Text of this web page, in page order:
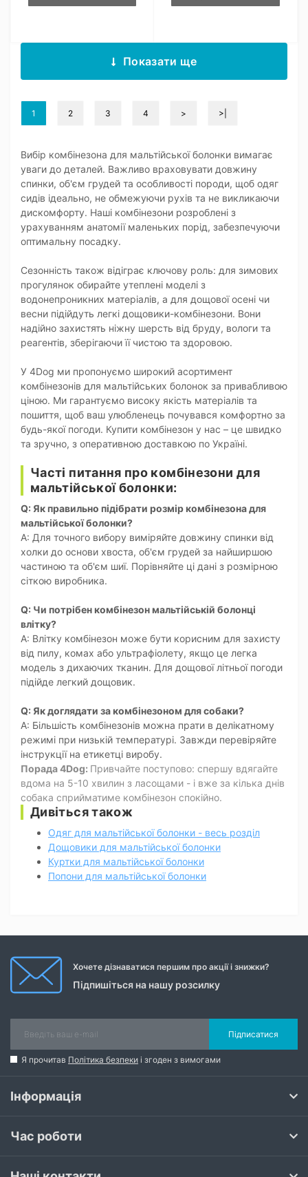
Показати ще
1 2 3 4 > >|
Вибір комбінезона для мальтійської болонки вимагає
уваги до деталей. Важливо враховувати довжину
спинки, об'єм грудей та особливості породи, щоб одяг
сидів ідеально, не обмежуючи рухів та не викликаючи
дискомфорту. Наші комбінезони розроблені з
урахуванням анатомії маленьких порід, забезпечуючи
оптимальну посадку.
Сезонність також відіграє ключову роль: для зимових
прогулянок обирайте утеплені моделі з
водонепроникних матеріалів, а для дощової осені чи
весни підійдуть легкі дощовики-комбінезони. Вони
надійно захистять ніжну шерсть від бруду, вологи та
реагентів, зберігаючи її чистою та здоровою.
У 4Dog ми пропонуємо широкий асортимент
комбінезонів для мальтійських болонок за привабливою
ціною. Ми гарантуємо високу якість матеріалів та
пошиття, щоб ваш улюбленець почувався комфортно за
будь-якої погоди. Купити комбінезон у нас – це швидко
та зручно, з оперативною доставкою по Україні.
Часті питання про комбінезони для
мальтійської болонки:
Q: Як правильно підібрати розмір комбінезона для
мальтійської болонки?
A: Для точного вибору виміряйте довжину спинки від
холки до основи хвоста, об'єм грудей за найширшою
частиною та об'єм шиї. Порівняйте ці дані з розмірною
сіткою виробника.
Q: Чи потрібен комбінезон мальтійській болонці
влітку?
A: Влітку комбінезон може бути корисним для захисту
від пилу, комах або ультрафіолету, якщо це легка
модель з дихаючих тканин. Для дощової літньої погоди
підійде легкий дощовик.
Q: Як доглядати за комбінезоном для собаки?
A: Більшість комбінезонів можна прати в делікатному
режимі при низькій температурі. Завжди перевіряйте
інструкції на етикетці виробу.
Порада 4Dog: Привчайте поступово: спершу вдягайте
вдома на 5-10 хвилин з ласощами - і вже за кілька днів
собака сприйматиме комбінезон спокійно.
Дивіться також
Одяг для мальтійської болонки - весь розділ
Дощовики для мальтійської болонки
Куртки для мальтійської болонки
Попони для мальтійської болонки
Хочете дізнаватися першим про акції і знижки?
Підпишіться на нашу розсилку
Підписатися
Я прочитав Політика безпеки і згоден з вимогами
Інформація
Час роботи